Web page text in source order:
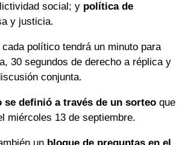
social; y política de
y justicia.
político tendrá un minuto para
30 segundos de derecho a réplica y
conjunta.
se definió a través de un sorteo que
miércoles 13 de septiembre.